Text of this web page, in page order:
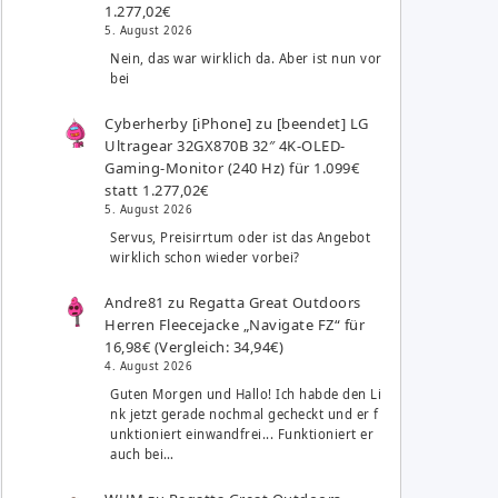
1.277,02€
5. August 2026
Nein, das war wirklich da. Aber ist nun vor
bei
Cyberherby [iPhone] zu [beendet] LG
Ultragear 32GX870B 32″ 4K-OLED-
Gaming-Monitor (240 Hz) für 1.099€
statt 1.277,02€
5. August 2026
Servus, Preisirrtum oder ist das Angebot
wirklich schon wieder vorbei?
Andre81 zu Regatta Great Outdoors
Herren Fleecejacke „Navigate FZ“ für
16,98€ (Vergleich: 34,94€)
4. August 2026
Guten Morgen und Hallo! Ich habde den Li
nk jetzt gerade nochmal gecheckt und er f
unktioniert einwandfrei... Funktioniert er
auch bei…